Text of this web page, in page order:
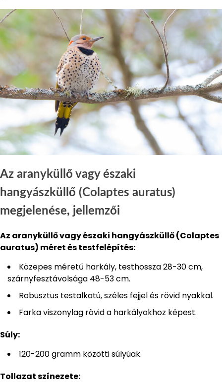
Az aranyküllő vagy északi
hangyászküllő (Colaptes auratus)
megjelenése, jellemzői
Az aranyküllő vagy északi hangyászküllő (Colaptes
auratus) méret és testfelépítés:
Közepes méretű harkály, testhossza 28-30 cm,
szárnyfesztávolsága 48-53 cm.
Robusztus testalkatú, széles fejjel és rövid nyakkal.
Farka viszonylag rövid a harkályokhoz képest.
Súly:
120-200 gramm közötti súlyúak.
Tollazat színezete: